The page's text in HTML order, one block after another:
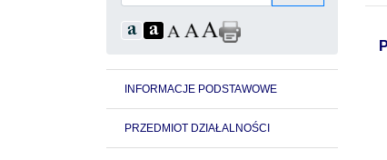
INFORMACJE PODSTAWOWE
PRZEDMIOT DZIAŁALNOŚCI